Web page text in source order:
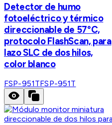
Detector de humo
fotoeléctrico y térmico
direccionable de 57°C,
protocolo FlashScan, para
lazo SLC de dos hilos,
color blanco
FSP-951TFSP-951T